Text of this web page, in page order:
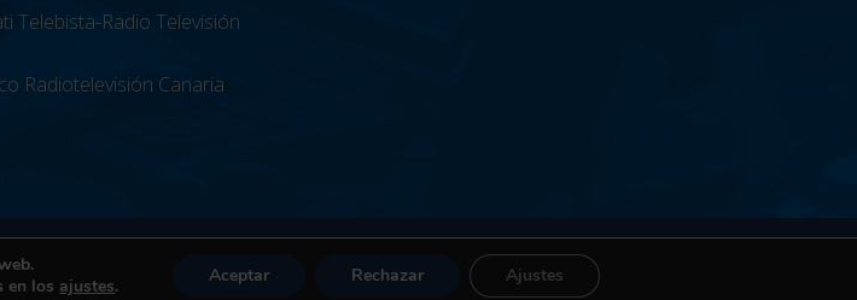
Telebista-Radio Televisión
Radiotelevisión Canaria
y condiciones de uso Canal Ético Accesibilidad
en los ajustes. Aceptar Rechazar Ajustes